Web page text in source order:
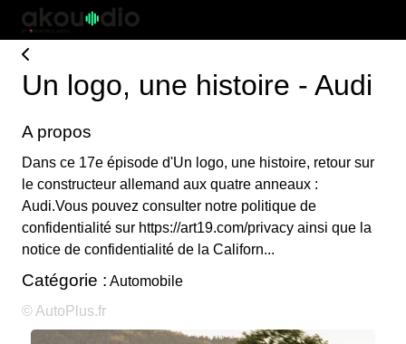
Un logo, une histoire - Audi
A propos
Dans ce 17e épisode d'Un logo, une histoire, retour sur
le constructeur allemand aux quatre anneaux :
Audi.Vous pouvez consulter notre politique de
confidentialité sur https://art19.com/privacy ainsi que la
notice de confidentialité de la Californ...
Catégorie : Automobile
© AutoPlus.fr